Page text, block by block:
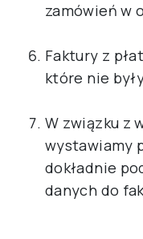
zamówień w
Faktury z
które nie
W związku z
wystawiamy
dokładnie
danych do